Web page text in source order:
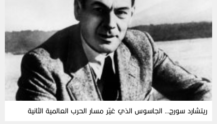
ريتشارد سورج… الجاسوس الذي غيّر مسار الحرب العالمية الثانية